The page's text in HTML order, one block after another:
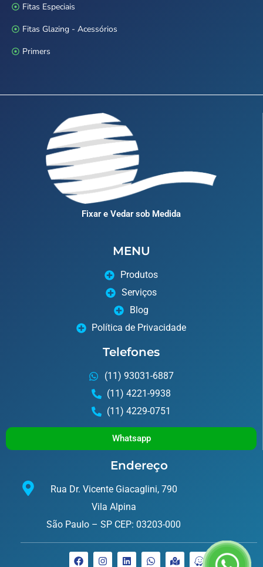
Fitas Especiais
Fitas Glazing - Acessórios
Primers
Fixar e Vedar sob Medida
MENU
Produtos
Serviços
Blog
Política de Privacidade
Telefones
(11) 93031-6887
(11) 4221-9938
(11) 4229-0751
Whatsapp
Endereço
Rua Dr. Vicente Giacaglini, 790
Vila Alpina
São Paulo – SP CEP: 03203-000